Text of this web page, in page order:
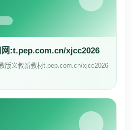
网:t.pep.com.cn/xjcc2026
版义教新教材t.pep.com.cn/xjcc2026